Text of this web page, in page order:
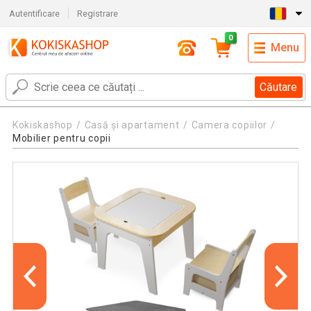
Autentificare Registrare
Căutare
0
Menu
Kokiskashop Casă și apartament
Camera copiilor
Mobilier pentru copii